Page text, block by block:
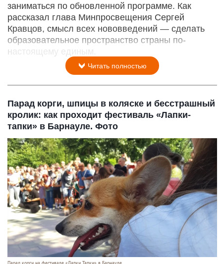
заниматься по обновленной программе. Как
рассказал глава Минпросвещения Сергей
Кравцов, смысл всех нововведений — сделать
образовательное пространство страны по-
настоящему единым.
Читать полностью
Парад корги, шпицы в коляске и бесстрашный
кролик: как проходит фестиваль «Лапки-
тапки» в Барнауле. Фото